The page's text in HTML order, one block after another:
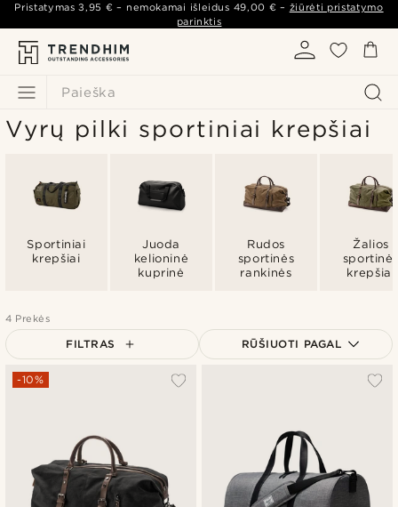
Paieška
Pristatymas3,95 € – nemokamai išleidus 49,00 € – žiūrėti pristatymo
parinktis
Vyrų pilki sportiniai krepšiai
Sportiniai
krepšiai
Juoda
kelioninė
kuprinė
Rudos
sportinės
rankinės
Žalios
krepšiai
4 Prekės
FILTRAS RŪŠIUOTI PAGAL
Brangiausia
-10%